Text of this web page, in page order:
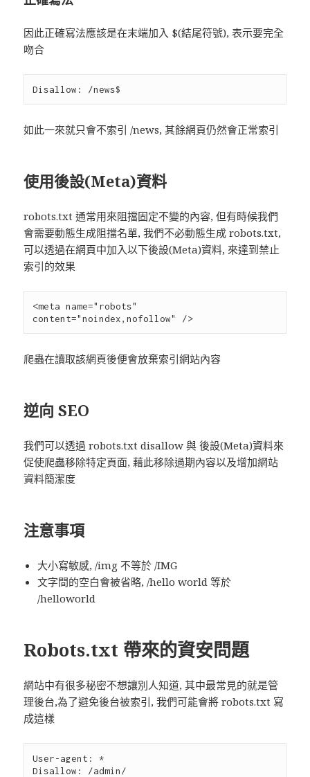
因此正確寫法應該是在末端加入 $(結尾符號), 表示要完全
吻合
如此一來就只會不索引 /news, 其餘網頁仍然會正常索引
使用後設(Meta)資料
robots.txt 通常用來阻擋固定不變的內容, 但有時候我們
會需要動態生成阻擋名單, 我們不必動態生成 robots.txt,
可以透過在網頁中加入以下後設(Meta)資料, 來達到禁止
索引的效果
<meta name="robots"
爬蟲在讀取該網頁後便會放棄索引網站內容
逆向 SEO
我們可以透過 robots.txt disallow 與 後設(Meta)資料來
促使爬蟲移除特定頁面, 藉此移除過期內容以及增加網站
資料簡潔度
注意事項
大小寫敏感, /img 不等於 /IMG
文字間的空白會被省略, /hello world 等於
/helloworld
Robots.txt 帶來的資安問題
網站中有很多秘密不想讓別人知道, 其中最常見的就是管
理後台,為了避免後台被索引, 我們可能會將 robots.txt 寫
成這樣
User-agent: *